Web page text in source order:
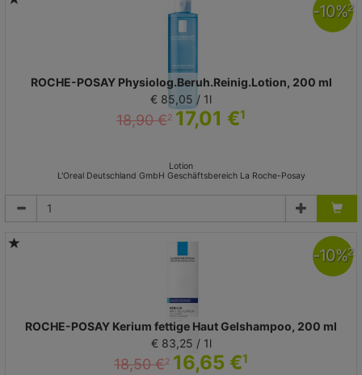
ROCHE-POSAY Physiolog.Beruh.Reinig.Lotion, 200 ml
€ 85,05 / 1l
18,90 €2 17,01 €1
Lotion
L'Oreal Deutschland GmbH Geschäftsbereich La Roche-Posay
-10%2
ROCHE-POSAY Kerium fettige Haut Gelshampoo, 200 ml
€ 83,25 / 1l
18,50 €2 16,65 €1
-10%2